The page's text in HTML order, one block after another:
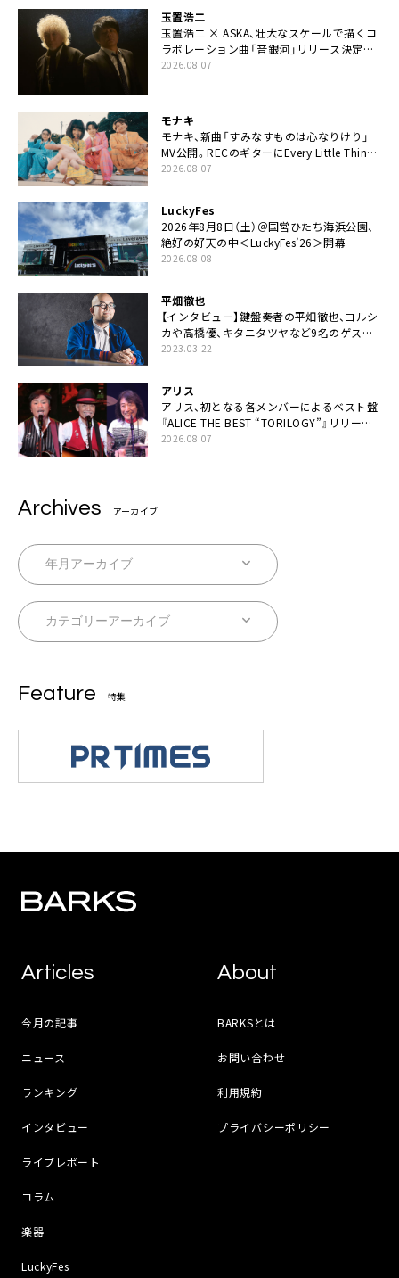
玉置浩二
玉置浩二 × ASKA、壮大なスケールで描くコ
ラボレーション曲「音銀河」リリース決定。
カップリングには新曲「命の宿り」収録も
2026.08.07
モナキ
モナキ、新曲「すみなすものは心なりけり」
MV公開。RECのギターにEvery Little Thing・
伊藤一朗参加も
2026.08.07
LuckyFes
2026年8月8日（土）＠国営ひたち海浜公園、
絶好の好天の中＜LuckyFes’26＞開幕
2026.08.08
平畑徹也
【インタビュー】鍵盤奏者の平畑徹也、ヨルシ
カや高橋優、キタニタツヤなど9名のゲスト
を迎えた初アルバムに音楽人生の総括「自分
2023.03.22
アリス
アリス、初となる各メンバーによるベスト盤
『ALICE THE BEST “TORILOGY”』リリース
決定
2026.08.07
Archives アーカイブ
Feature 特集
Articles
今月の記事
ニュース
ランキング
インタビュー
ライブレポート
コラム
楽器
LuckyFes
About
BARKSとは
お問い合わせ
利用規約
プライバシーポリシー